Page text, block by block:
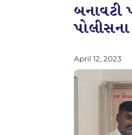
બનાવટી
April 12, 2023